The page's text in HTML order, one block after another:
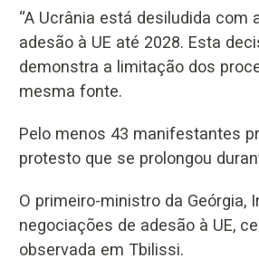
“A Ucrânia está desiludida com
adesão à UE até 2028. Esta
demonstra a limitação dos
mesma fonte.
Pelo menos 43 manifestantes
protesto que se prolongou
O primeiro-ministro da Geórgia,
negociações de adesão à UE,
observada em Tbilissi.